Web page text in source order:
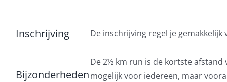
Inschrijving De inschrijving regel je gemakkelijk
Bijzonderheden
De 2½ km run is de kortste afstand
mogelijk voor iedereen, maar